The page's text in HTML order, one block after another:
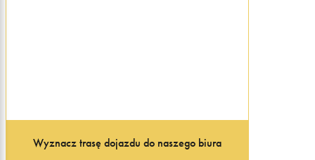
Wyznacz trasę dojazdu do naszego biura